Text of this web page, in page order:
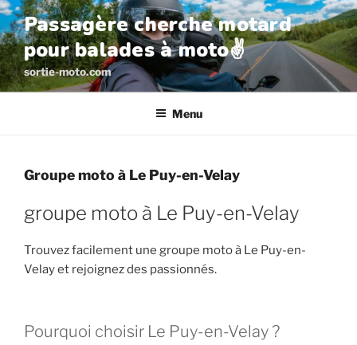
Aller
au
contenu
principal
Passagère cherche motard
pour balades à moto✌️
sortie-moto.com
Menu
Groupe moto à Le Puy-en-Velay
groupe moto à Le Puy-en-Velay
Trouvez facilement une groupe moto à Le Puy-en-
Velay et rejoignez des passionnés.
Pourquoi choisir Le Puy-en-Velay ?